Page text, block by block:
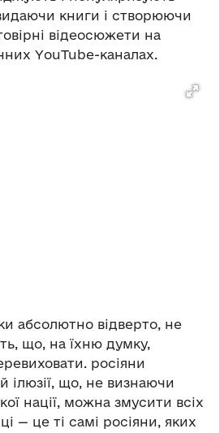
книги і створюючи
відеосюжети на
YouTube-каналах.
абсолютно відверто, не
що, на їхню думку,
росіяни
ілюзії, що, не визнаючи
нації, можна змусити всіх
— це ті самі росіяни, яких